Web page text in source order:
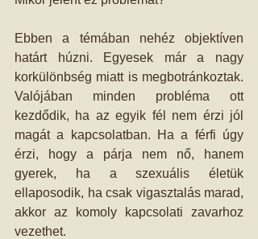
Ebben a témában nehéz objektíven
határt húzni. Egyesek már a nagy
korkülönbség miatt is megbotránkoztak.
Valójában minden probléma ott
kezdődik, ha az egyik fél nem érzi jól
magát a kapcsolatban. Ha a férfi úgy
érzi, hogy a párja nem nő, hanem
gyerek, ha a szexuális életük
ellaposodik, ha csak vigasztalás marad,
akkor az komoly kapcsolati zavarhoz
vezethet.